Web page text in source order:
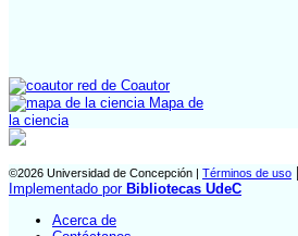
red de Coautor
Mapa de
la ciencia
©2026 Universidad de Concepción | Términos de uso
Implementado por Bibliotecas UdeC
Acerca de